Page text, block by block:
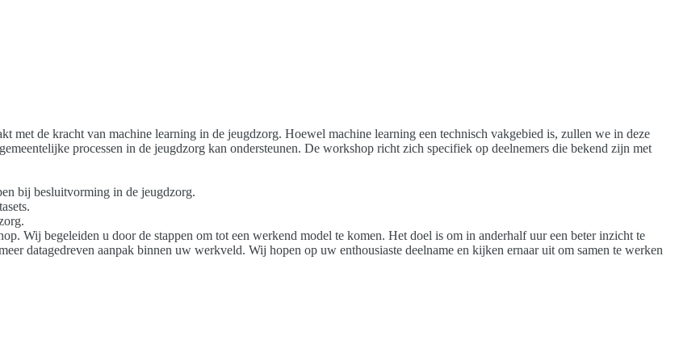
met de kracht van machine learning in de jeugdzorg. Hoewel machine learning een technisch vakgebied is, zullen we in deze
processen in de jeugdzorg kan ondersteunen. De workshop richt zich specifiek op deelnemers die bekend zijn met
bij besluitvorming in de jeugdzorg.
Wij begeleiden u door de stappen om tot een werkend model te komen. Het doel is om in anderhalf uur een beter inzicht te
datagedreven aanpak binnen uw werkveld. Wij hopen op uw enthousiaste deelname en kijken ernaar uit om samen te werken